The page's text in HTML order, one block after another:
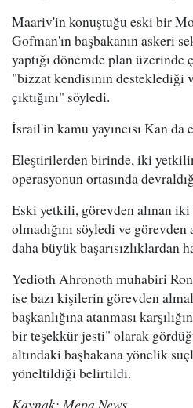
Maariv'in konuştuğu eski bir
Gofman'ın başbakanın askeri
yaptığı dönemde plan üzerinde
"bizzat kendisinin desteklediği
çıktığını" söyledi.
İsrail'in kamu yayıncısı Kan
Eleştirilerden birinde, iki
operasyonun ortasında
Eski yetkili, görevden alınan
olmadığını söyledi ve
daha büyük başarısızlıklardan
Yedioth Ahronoth muhabiri
ise bazı kişilerin görevden
başkanlığına atanması
bir teşekkür jesti" olarak
altındaki başbakana yönelik
yöneltildiği belirtildi.
Kaynak: Mepa News